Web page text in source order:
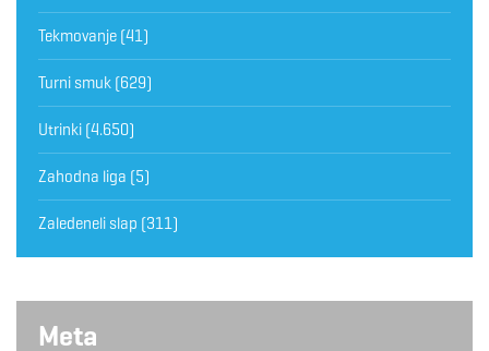
Tekmovanje (41)
Turni smuk (629)
Utrinki (4.650)
Zahodna liga (5)
Zaledeneli slap (311)
Meta